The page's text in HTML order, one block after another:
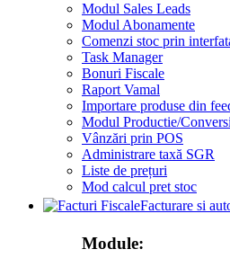
Modul Sales Leads
Modul Abonamente
Comenzi stoc prin
Task Manager
Bonuri Fiscale
Raport Vamal
Importare produse din
Modul Productie/
Vânzări prin POS
Administrare taxă SGR
Liste de prețuri
Mod calcul pret stoc
Facturare si
Module: